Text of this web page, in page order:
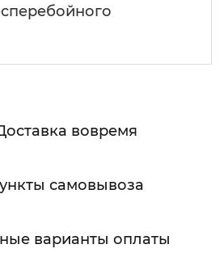
вовремя
самовывоза
варианты оплаты